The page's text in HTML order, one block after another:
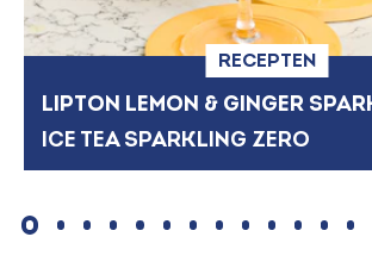
ICE TEA SPARKLING ZERO
LIPTON LEMON & GINGER
RECEPTEN